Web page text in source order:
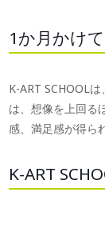
1か月かけ
K-ART SCHOOL
は、想像を上回る
感、満足感が得ら
K-ART